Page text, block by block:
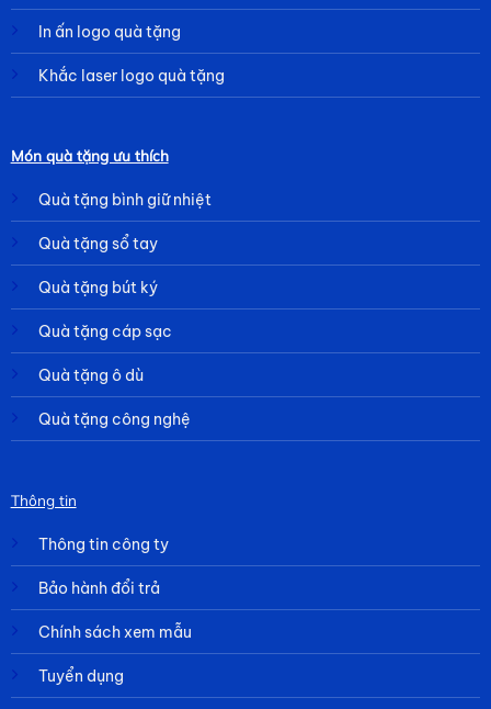
In ấn logo quà tặng
Khắc laser logo quà tặng
Món quà tặng ưu thích
Quà tặng bình giữ nhiệt
Quà tặng sổ tay
Quà tặng bút ký
Quà tặng cáp sạc
Quà tặng ô dù
Quà tặng công nghệ
Thông tin
Thông tin công ty
Bảo hành đổi trả
Chính sách xem mẫu
Tuyển dụng